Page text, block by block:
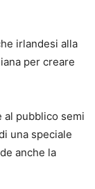
irlandesi alla
per creare
al pubblico semi
una speciale
anche la